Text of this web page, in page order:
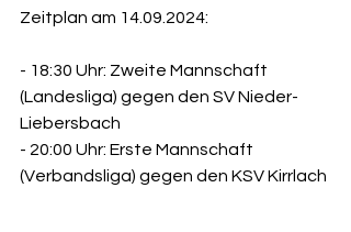
Zeitplan am 14.09.2024:
- 18:30 Uhr: Zweite Mannschaft
(Landesliga) gegen den SV Nieder-
Liebersbach
- 20:00 Uhr: Erste Mannschaft
(Verbandsliga) gegen den KSV Kirrlach